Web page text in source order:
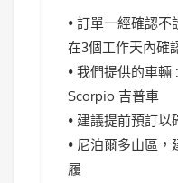
• 訂單一經確認
在3個工作天內確
• 我們提供的車
Scorpio 吉普車
• 建議提前預訂
• 尼泊爾多山區
履